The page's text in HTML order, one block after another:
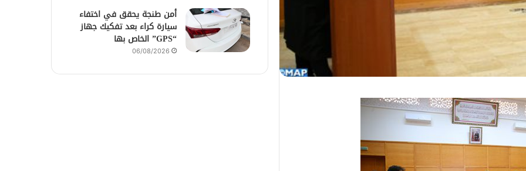
أمن طنجة يحقق في اختفاء
سيارة كراء بعد تفكيك جهاز
“GPS” الخاص بها
06/08/2026